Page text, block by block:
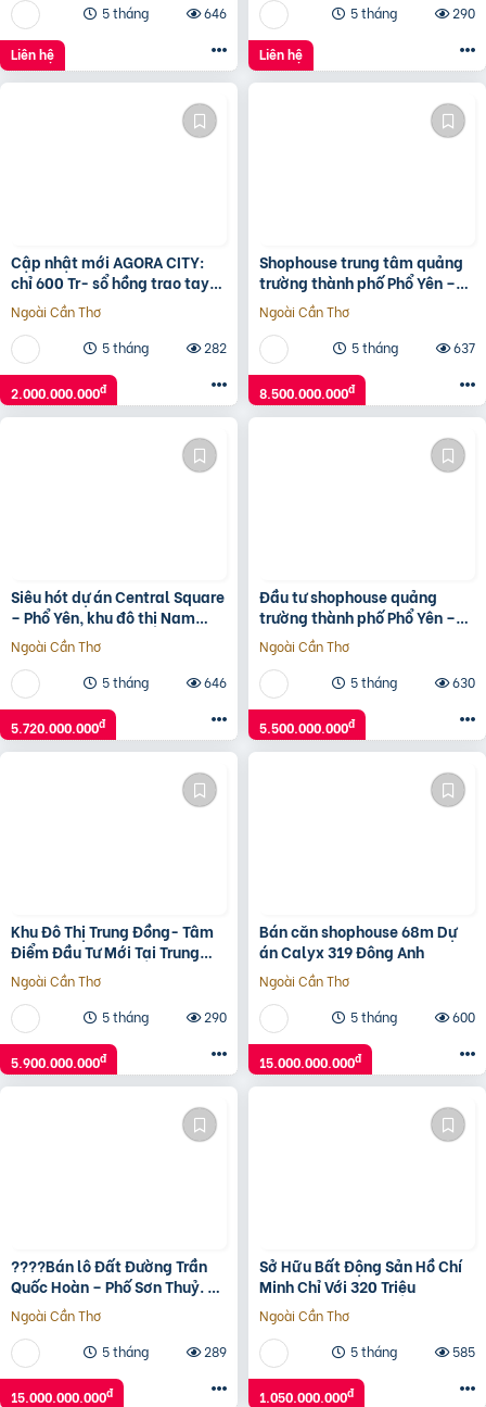
5 tháng
646
Liên hệ
5 tháng
290
Liên hệ
Cập nhật mới AGORA CITY:
chỉ 600 Tr- sổ hồng trao tay-
không gốc & Hỗ trợ LS 24
tháng.Vũ 0933910039
Ngoài Cần Thơ
5 tháng
282
2.000.000.000đ
Shophouse trung tâm quảng
trường thành phố Phổ Yên –
Thái Nguyên
Ngoài Cần Thơ
5 tháng
637
8.500.000.000đ
Siêu hót dự án Central Square
– Phổ Yên, khu đô thị Nam
Thái – chủ đầu tư Taseco
Land
Ngoài Cần Thơ
5 tháng
646
5.720.000.000đ
Đầu tư shophouse quảng
trường thành phố Phổ Yên –
tài sản truyền đời khẳng định
đẳng cấp
Ngoài Cần Thơ
5 tháng
630
5.500.000.000đ
Khu Đô Thị Trung Đồng- Tâm
Điểm Đầu Tư Mới Tại Trung
Đồng – Việt Yên
Ngoài Cần Thơ
5 tháng
290
5.900.000.000đ
Bán căn shophouse 68m Dự
án Calyx 319 Đông Anh
Ngoài Cần Thơ
5 tháng
600
15.000.000.000đ
????Bán lô Đất Đường Trần
Quốc Hoàn – Phố Sơn Thuỷ. LH
0905233234
Ngoài Cần Thơ
5 tháng
289
15.000.000.000đ
Sở Hữu Bất Động Sản Hồ Chí
Minh Chỉ Với 320 Triệu
Ngoài Cần Thơ
5 tháng
585
1.050.000.000đ